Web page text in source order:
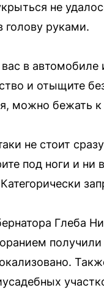
не
голову руками.
вас в
и отыщите
можно бежать
не стоит
под ноги и ни
Глеба